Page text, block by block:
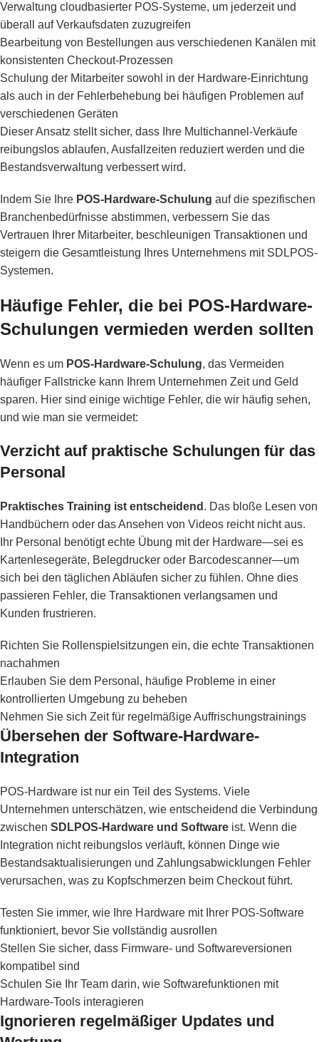
Verwaltung cloudbasierter POS-Systeme, um jederzeit und
überall auf Verkaufsdaten zuzugreifen
Bearbeitung von Bestellungen aus verschiedenen Kanälen mit
konsistenten Checkout-Prozessen
Schulung der Mitarbeiter sowohl in der Hardware-Einrichtung
als auch in der Fehlerbehebung bei häufigen Problemen auf
verschiedenen Geräten
Dieser Ansatz stellt sicher, dass Ihre Multichannel-Verkäufe
reibungslos ablaufen, Ausfallzeiten reduziert werden und die
Bestandsverwaltung verbessert wird.
Indem Sie Ihre POS-Hardware-Schulung auf die spezifischen
Branchenbedürfnisse abstimmen, verbessern Sie das
Vertrauen Ihrer Mitarbeiter, beschleunigen Transaktionen und
steigern die Gesamtleistung Ihres Unternehmens mit SDLPOS-
Systemen.
Häufige Fehler, die bei POS-Hardware-
Schulungen vermieden werden sollten
Wenn es um POS-Hardware-Schulung, das Vermeiden
häufiger Fallstricke kann Ihrem Unternehmen Zeit und Geld
sparen. Hier sind einige wichtige Fehler, die wir häufig sehen,
und wie man sie vermeidet:
Verzicht auf praktische Schulungen für das
Personal
Praktisches Training ist entscheidend . Das bloße Lesen von
Handbüchern oder das Ansehen von Videos reicht nicht aus.
Ihr Personal benötigt echte Übung mit der Hardware—sei es
Kartenlesegeräte, Belegdrucker oder Barcodescanner—um
sich bei den täglichen Abläufen sicher zu fühlen. Ohne dies
passieren Fehler, die Transaktionen verlangsamen und
Kunden frustrieren.
Richten Sie Rollenspielsitzungen ein, die echte Transaktionen
nachahmen
Erlauben Sie dem Personal, häufige Probleme in einer
kontrollierten Umgebung zu beheben
Nehmen Sie sich Zeit für regelmäßige Auffrischungstrainings
Übersehen der Software-Hardware-
Integration
POS-Hardware ist nur ein Teil des Systems. Viele
Unternehmen unterschätzen, wie entscheidend die Verbindung
zwischen SDLPOS-Hardware und Software ist. Wenn die
Integration nicht reibungslos verläuft, können Dinge wie
Bestandsaktualisierungen und Zahlungsabwicklungen Fehler
verursachen, was zu Kopfschmerzen beim Checkout führt.
Testen Sie immer, wie Ihre Hardware mit Ihrer POS-Software
funktioniert, bevor Sie vollständig ausrollen
Stellen Sie sicher, dass Firmware- und Softwareversionen
kompatibel sind
Schulen Sie Ihr Team darin, wie Softwarefunktionen mit
Hardware-Tools interagieren
Ignorieren regelmäßiger Updates und